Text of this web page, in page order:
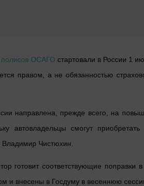
полисов ОСАГО стартовали в России 1
правом, а не обязанностью
направлена, прежде всего, на
автовладельцы смогут
Чистюхин.
готовит соответствующие поправки
и внесены в Госдуму в весеннюю